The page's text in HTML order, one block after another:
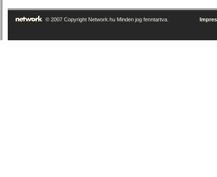
© 2007 Copyright Network.hu Minden jog fenntartva.